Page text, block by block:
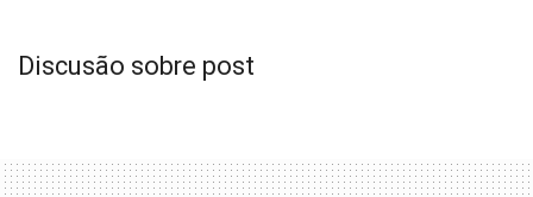
Discusão sobre post